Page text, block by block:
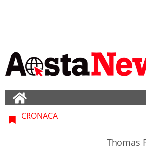
CRONACA
Thomas